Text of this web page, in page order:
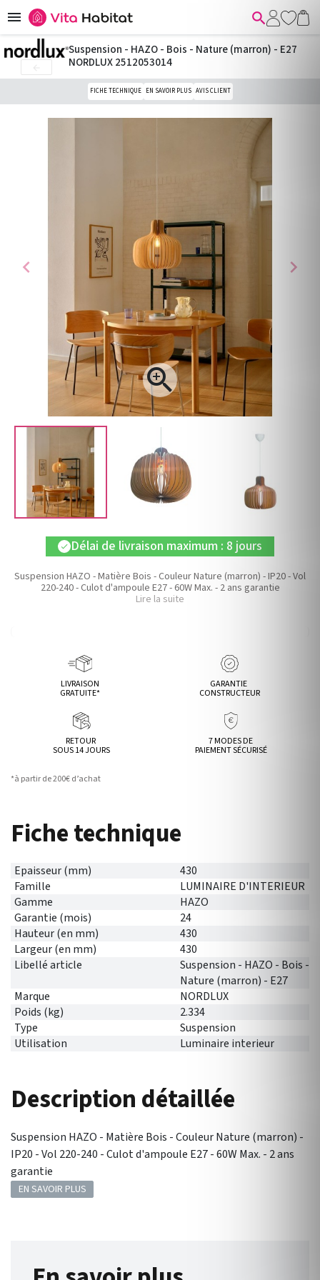
 
chevron_left

chevron_right
Suspension - HAZO - Bois - Nature (marron) - E27
NORDLUX 2512053014
FICHE TECHNIQUE EN SAVOIR PLUS AVIS CLIENT
check Délai de livraison maximum : 8 jours
Suspension HAZO - Matière Bois - Couleur Nature (marron) - IP20 - Vol
220-240 - Culot d'ampoule E27 - 60W Max. - 2 ans garantie
Lire la suite
LIVRAISON
GRATUITE*
GARANTIE
CONSTRUCTEUR
RETOUR
SOUS 14 JOURS
7 MODES DE
PAIEMENT SÉCURISÉ
*à partir de 200€ d’achat
Fiche technique
Epaisseur (mm)
430
Famille
LUMINAIRE D'INTERIEUR
Gamme
HAZO
Garantie (mois)
24
Hauteur (en mm)
430
Largeur (en mm)
430
Libellé article
Suspension - HAZO - Bois -
Nature (marron) - E27
Marque
NORDLUX
Poids (kg)
2.334
Type
Suspension
Utilisation
Luminaire interieur
Description détaillée
Suspension HAZO - Matière Bois - Couleur Nature (marron) -
IP20 - Vol 220-240 - Culot d'ampoule E27 - 60W Max. - 2 ans
garantie
EN SAVOIR PLUS